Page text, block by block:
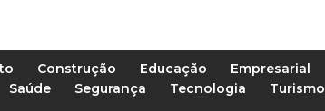
Construção Educação Empresarial
Saúde Segurança Tecnologia Turismo